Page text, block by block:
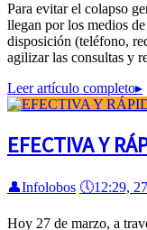
Para evitar el colapso
llegan por los medios
disposición (teléfono,
agilizar las consultas y
Leer artículo completo▸
EFECTIVA Y
👤Infolobos 🕔12:29,
Hoy 27 de marzo, a